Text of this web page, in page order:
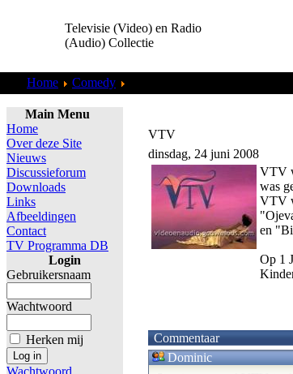
Televisie (Video) en Radio
(Audio) Collectie
Home Comedy
Main Menu
Home
Over deze Site
Nieuws
Discussieforum
Downloads
Links
Afbeeldingen
Contact
TV Programma DB
Login
Gebruikersnaam
Wachtwoord
Herken mij
Wachtwoord
VTV
dinsdag, 24 juni 2008
VTV
was
VTV
en
Op 1
Commentaar
Dominic